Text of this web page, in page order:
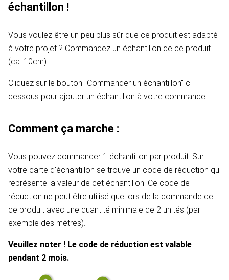
échantillon !
Vous voulez être un peu plus sûr que ce produit est adapté
à votre projet ? Commandez un échantillon de ce produit .
(ca. 10cm)
Cliquez sur le bouton "Commander un échantillon" ci-
dessous pour ajouter un échantillon à votre commande.
Comment ça marche :
Vous pouvez commander 1 échantillon par produit. Sur
votre carte d'échantillon se trouve un code de réduction qui
représente la valeur de cet échantillon. Ce code de
réduction ne peut être utilisé que lors de la commande de
ce produit avec une quantité minimale de 2 unités (par
exemple des mètres).
Veuillez noter ! Le code de réduction est valable
pendant 2 mois.